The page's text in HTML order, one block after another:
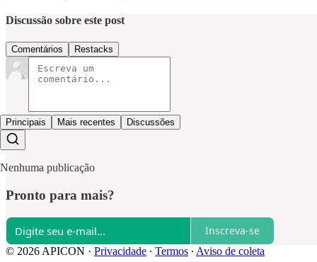
Discussão sobre este post
Comentários Restacks
Principais Mais recentes Discussões
Nenhuma publicação
Pronto para mais?
Inscreva-se
© 2026 APICON · Privacidade ∙ Termos ∙ Aviso de coleta